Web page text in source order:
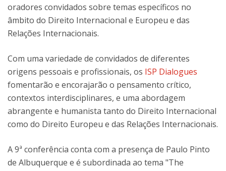
oradores convidados sobre temas específicos no
âmbito do Direito Internacional e Europeu e das
Relações Internacionais.
Com uma variedade de convidados de diferentes
origens pessoais e profissionais, os ISP Dialogues
fomentarão e encorajarão o pensamento crítico,
contextos interdisciplinares, e uma abordagem
abrangente e humanista tanto do Direito Internacional
como do Direito Europeu e das Relações Internacionais.
A 9ª conferência conta com a presença de Paulo Pinto
de Albuquerque e é subordinada ao tema "The